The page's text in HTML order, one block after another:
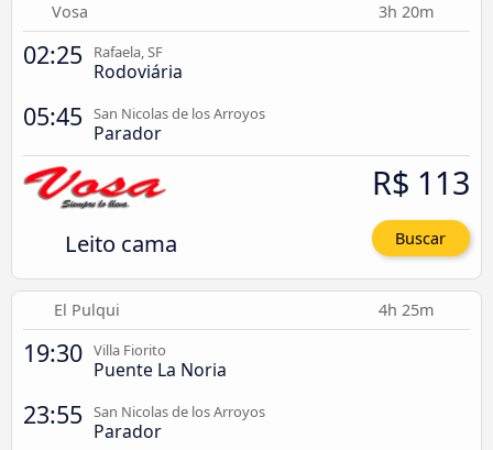
Vosa 3h 20m
02:25 Rafaela, SF
Rodoviária
05:45 San Nicolas de los Arroyos
Parador
Leito cama
R$ 113
Buscar
El Pulqui 4h 25m
19:30 Villa Fiorito
Puente La Noria
23:55 San Nicolas de los Arroyos
Parador